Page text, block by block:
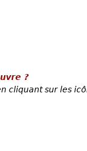
?
cliquant sur les